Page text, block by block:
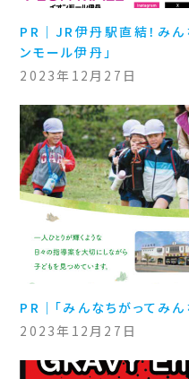
PR｜JR伊丹駅直結！み
ンモール伊丹」
2023年12月27日
PR｜「みんなちがってみ
2023年12月27日